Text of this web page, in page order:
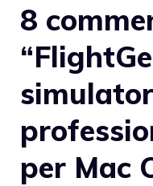
8
per Mac